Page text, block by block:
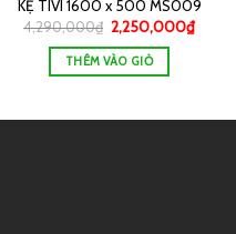
KỆ TIVI 1600 x 500 MS009
4,290,000₫ 2,250,000₫
THÊM VÀO GIỎ